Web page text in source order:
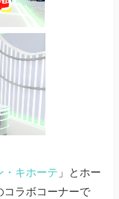
・キホーテ 」とホー
コラボコーナーで